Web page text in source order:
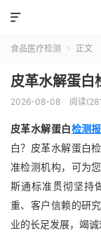

食品医疗检测  正文
皮革水解蛋白
2026-08-08 阅读
皮革水解蛋白检测
白？皮革水解蛋白
准检测机构，可为
斯通标准贯彻坚持
重、客户信赖的研
业的长足发展，竭诚